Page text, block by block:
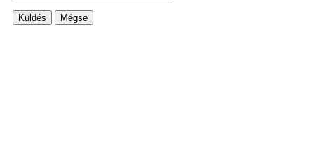
Küldés Mégse